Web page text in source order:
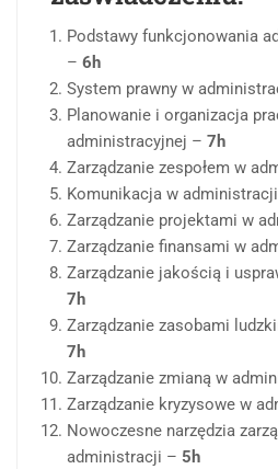
Podstawy funkcjonowania
– 6h
System prawny w
Planowanie i organizacja
administracyjnej – 7h
Zarządzanie zespołem w
Komunikacja w
Zarządzanie projektami w
Zarządzanie finansami w
Zarządzanie jakością i
7h
Zarządzanie zasobami
7h
Zarządzanie zmianą w
Zarządzanie kryzysowe w
Nowoczesne narzędzia
administracji – 5h